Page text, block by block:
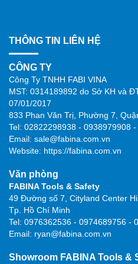
THÔNG TIN LIÊN HỆ
CÔNG TY
Công Ty TNHH FABI VINA
MST: 0314189892 do Sở KH và
07/01/2017
833 Phan Văn Trị, Phường 7,
Tel: 02822298938 - 0938979908
Email: sale@fabina.com.vn
Website: https://fabina.com.vn
Văn phòng
FABINA Tools & Safety
49 Đường số 7, Cityland Center
Tp. Hồ Chí Minh
Tel: 0976362536 - 0974689756 -
Email: ryan@fabina.com.vn
Showroom FABINA Tools &